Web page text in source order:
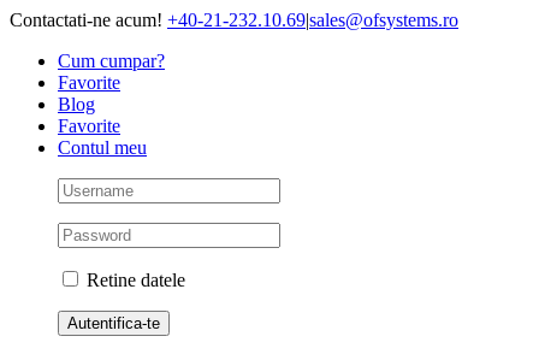
Skip
content
Contactati-ne acum! +40-21-232.10.69|sales@ofsystems.ro
Cum cumpar?
Favorite
Blog
Favorite
Contul meu
Retine datele